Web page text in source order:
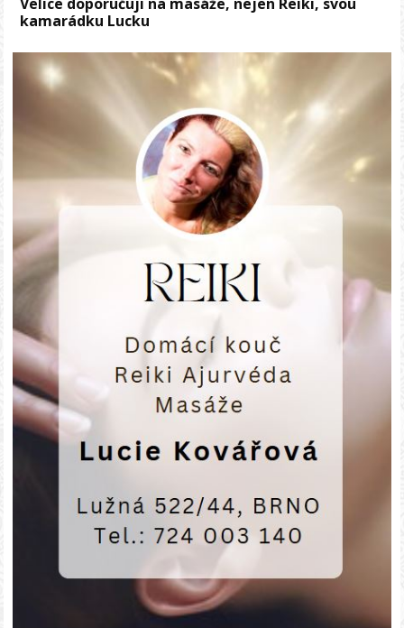
Velice doporučuji na masáže, nejen Reiki, svou
kamarádku Lucku